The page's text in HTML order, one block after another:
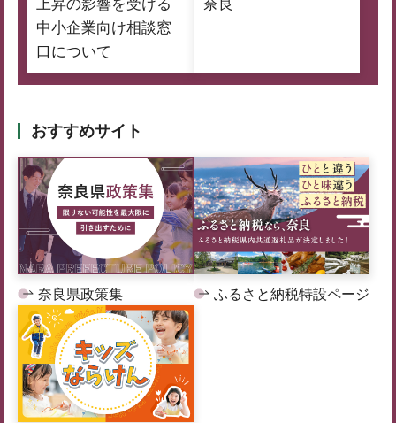
上昇の影響を受ける
中小企業向け相談窓
口について
奈良
おすすめサイト
奈良県政策集 ふるさと納税特設ページ